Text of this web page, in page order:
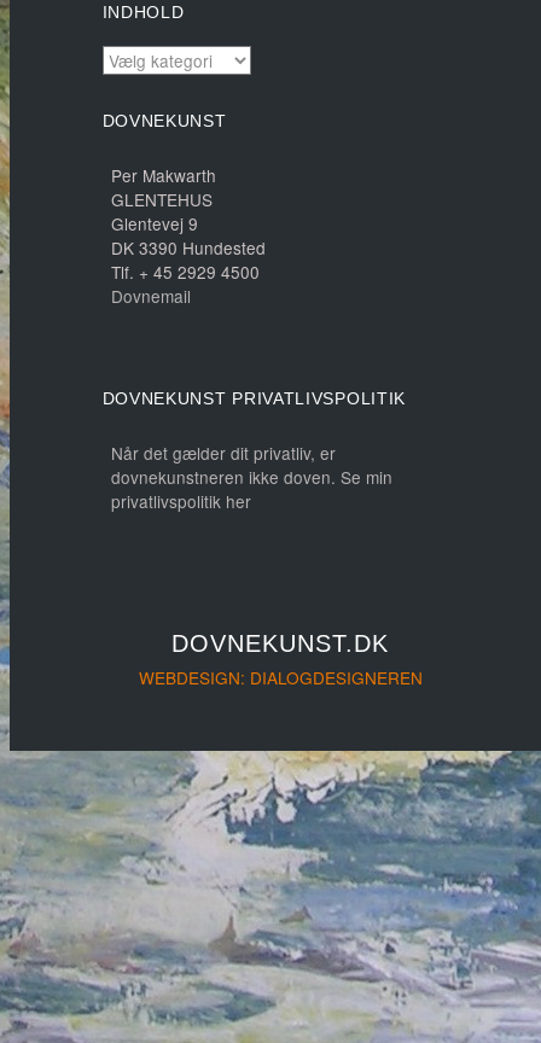
INDHOLD
INDHOLD
DOVNEKUNST
Per Makwarth
GLENTEHUS
Glentevej 9
DK 3390 Hundested
Tlf. + 45 2929 4500
Dovnemail
DOVNEKUNST PRIVATLIVSPOLITIK
Når det gælder dit privatliv, er
dovnekunstneren ikke doven. Se min
privatlivspolitik her
DOVNEKUNST.DK
WEBDESIGN: DIALOGDESIGNEREN